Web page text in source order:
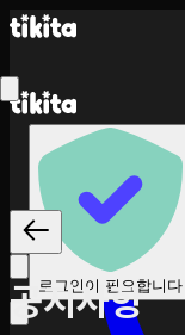
로그인이 필요합니다
공지사항